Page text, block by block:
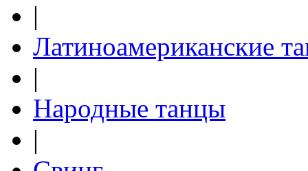
|
Латиноамериканские
|
Народные танцы
|